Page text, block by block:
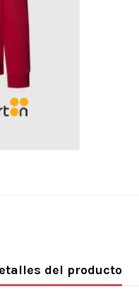
del producto